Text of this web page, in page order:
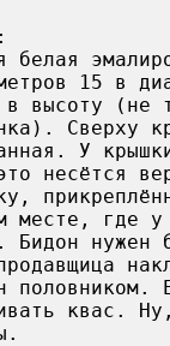
белая
15 в
в высоту (не
Сверху
У
несётся
месте, где у
Бидон нужен
половником.
квас.